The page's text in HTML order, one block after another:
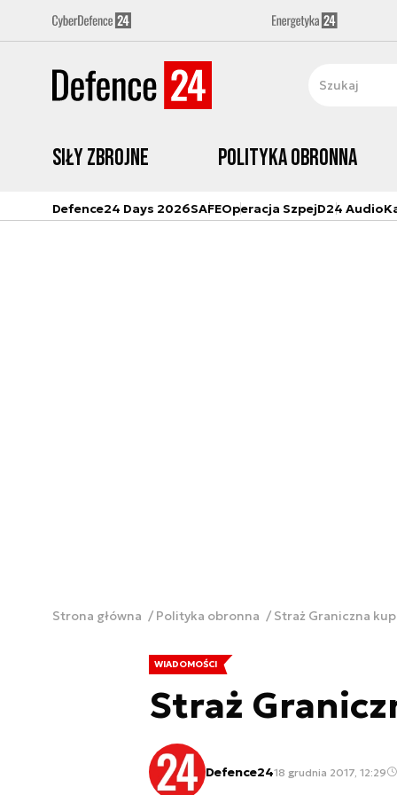
Siły zbrojne Polityka obronna
Defence24 Days 2026SAFEOperacja SzpejD24 Audio
Strona główna Polityka obronna Straż Graniczna
WIADOMOŚCI
Straż
Defence2418 grudnia 2017, 12:29